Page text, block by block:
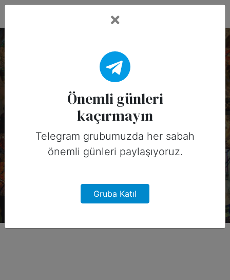
13 Mayıs, 2026
Tarihinin Önemli
Günleri (Amerika)
13 Mayıs, 2026 tarihinde Amerika
için sosyal medyada
paylaşabileceğiniz önemli günler
Önemli günleri
kaçırmayın
Telegram grubumuzda her sabah
önemli günleri paylaşıyoruz.
Gruba Katıl